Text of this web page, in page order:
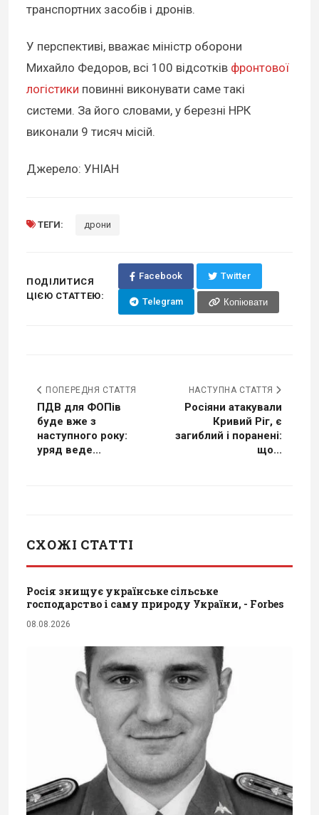
транспортних засобів і дронів.
У перспективі, вважає міністр оборони
Михайло Федоров, всі 100 відсотків фронтової
логістики повинні виконувати саме такі
системи. За його словами, у березні НРК
виконали 9 тисяч місій.
Джерело: УНІАН
ТЕГИ: дрони
ПОДІЛИТИСЯ
ЦІЄЮ СТАТТЕЮ:
Facebook Twitter
Telegram Копіювати
ПОПЕРЕДНЯ СТАТТЯ
ПДВ для ФОПів
буде вже з
наступного року:
уряд веде...
НАСТУПНА СТАТТЯ
Росіяни атакували
Кривий Ріг, є
загиблий і поранені:
що...
СХОЖІ СТАТТІ
Росія знищує українське сільське
господарство і саму природу України, - Forbes
08.08.2026